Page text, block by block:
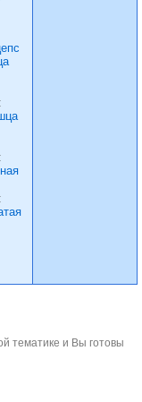
:
:
:
тематике и Вы готовы